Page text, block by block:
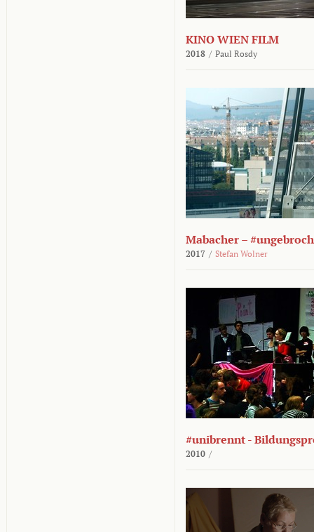
KINO WIEN FILM
2018 / Paul Rosdy
Mabacher –
2017 / Stefan Wolner
#unibrennt -
2010 /